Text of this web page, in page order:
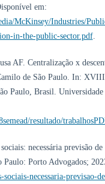
em:
McKinsey/Industries/
in-the-public-sector.pdf.
AF. Centralização x
de São Paulo. In:
Paulo, Brasil. Universidade
resultado/
necessária previsão de
Porto Advogados;
necessaria-previsao-